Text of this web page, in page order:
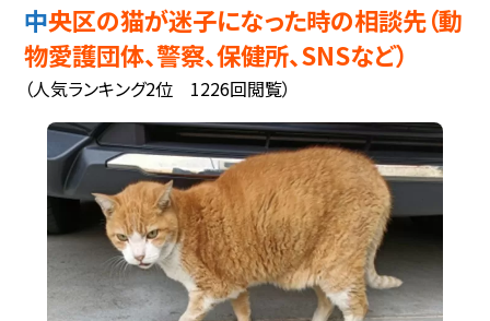
中央区の猫が迷子になった時の相談先（動
物愛護団体、警察、保健所、SNSなど）
（人気ランキング2位 1226回閲覧）